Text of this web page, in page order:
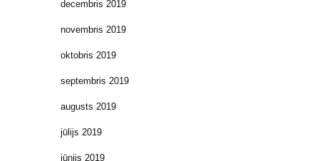
decembris 2019
novembris 2019
oktobris 2019
septembris 2019
augusts 2019
jūlijs 2019
jūnijs 2019